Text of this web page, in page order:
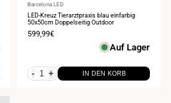
Anbieter:
Barcelona LED
LED-Kreuz Tierarztpraxis blau einfarbig
50x50cm Doppelseitig Outdoor
Verkaufspreis
599,99€
Auf Lager
- + IN DEN KORB